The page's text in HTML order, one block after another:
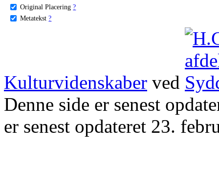
Original Placering ?
Metatekst ?
Kulturvidenskaber ved
Denne side er senest
er senest opdateret 23.